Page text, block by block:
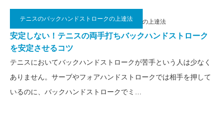
テニスのバックハンドストロークの上達法
2021.05.18 テニスのバックハンドストロークの上達法
安定しない！テニスの両手打ちバックハンドストローク
を安定させるコツ
テニスにおいてバックハンドストロークが苦手という人は少なく
ありません。サーブやフォアハンドストロークでは相手を押して
いるのに、バックハンドストロークでミ…